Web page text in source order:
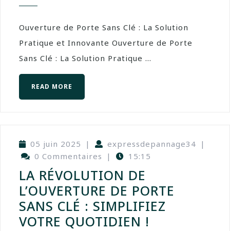
Ouverture de Porte Sans Clé : La Solution
Pratique et Innovante Ouverture de Porte
Sans Clé : La Solution Pratique ...
READ MORE
05 juin 2025 | expressdepannage34 |
0 Commentaires
| 15:15
LA RÉVOLUTION DE
L’OUVERTURE DE PORTE
SANS CLÉ : SIMPLIFIEZ
VOTRE QUOTIDIEN !